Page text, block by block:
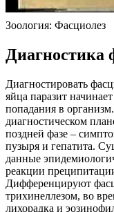
Зоология: Фасциолез
Диагностика
Диагностировать
яйца паразит
попадания в
диагностическом
поздней фазе –
пузыря и гепатита.
данные
реакции
Дифференцируют
трихинеллезом, во
лихорадка и